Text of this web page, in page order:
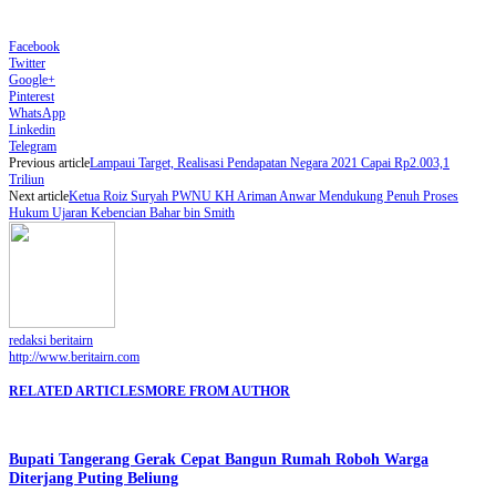
Facebook
Twitter
Google+
Pinterest
WhatsApp
Linkedin
Telegram
Previous articleLampaui Target, Realisasi Pendapatan Negara 2021 Capai Rp2.003,1
Triliun
Next articleKetua Roiz Suryah PWNU KH Ariman Anwar Mendukung Penuh Proses
Hukum Ujaran Kebencian Bahar bin Smith
redaksi beritairn
http://www.beritairn.com
RELATED ARTICLESMORE FROM AUTHOR
Bupati Tangerang Gerak Cepat Bangun Rumah Roboh Warga
Diterjang Puting Beliung